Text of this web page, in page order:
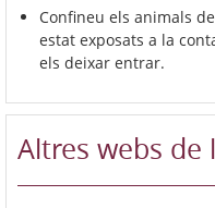
Confineu els animals
estat exposats a la
els deixar entrar.
Altres webs de